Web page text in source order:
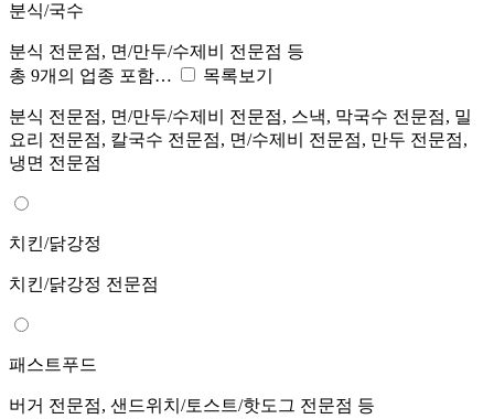
분식/국수
분식 전문점, 면/만두/수제비 전문점 등
총 9개의 업종 포함…
목록보기
분식 전문점, 면/만두/수제비 전문점, 스낵, 막국수 전문점, 밀
요리 전문점, 칼국수 전문점, 면/수제비 전문점, 만두 전문점,
냉면 전문점
치킨/닭강정
치킨/닭강정 전문점
패스트푸드
버거 전문점, 샌드위치/토스트/핫도그 전문점 등